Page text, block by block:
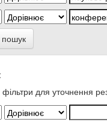
для уточнення